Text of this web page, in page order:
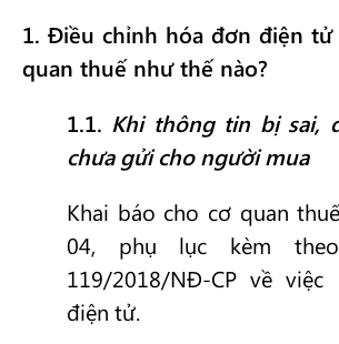
1. Điều chỉnh hóa đơn điện tử
quan thuế như thế nào?
1.1. Khi thông tin bị sai,
chưa gửi cho người mua
Khai báo cho cơ quan
04, phụ lục kèm
119/2018/NĐ-CP về
điện tử.